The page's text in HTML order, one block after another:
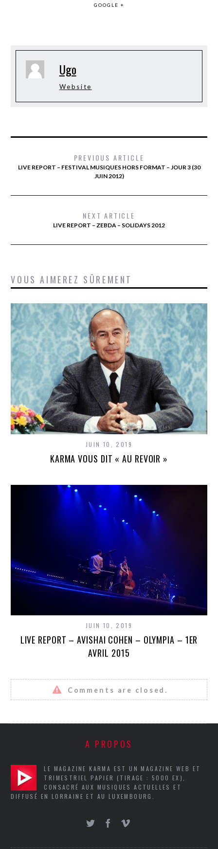
GOOGLE +
Ugo
Website
PREVIOUS ARTICLE
LIVE REPORT – FESTIVAL MUSIQUES HORS FORMAT – JOUR 3 (30
JUIN 2012)
NEXT ARTICLE
LIVE REPORT – ZEBDA – SOLIDAYS 2012
VOUS AIMEREZ SÛREMENT
JUIN 10, 2019
KARMA VOUS DIT « AU REVOIR »
JUIN 10, 2019
LIVE REPORT – AVISHAI COHEN – OLYMPIA – 1ER
AVRIL 2015
Comments are closed.
A PROPOS
LE MAGAZINE KARMA EST UN MAGAZINE WEB ET
TRIMESTRIEL PAPIER (TIRAGE : 5000 EX),
CONSACRÉ AUX MUSIQUES ACTUELLES ET
DIFFUSÉ EN LORRAINE ET AU LUXEMBOURG.